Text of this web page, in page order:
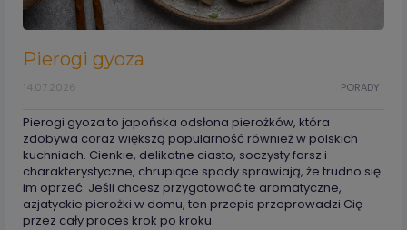
Pierogi gyoza
PORADY
14.07.2026
Pierogi gyoza to japońska odsłona pierożków, która
zdobywa coraz większą popularność również w polskich
kuchniach. Cienkie, delikatne ciasto, soczysty farsz i
charakterystyczne, chrupiące spody sprawiają, że trudno się
im oprzeć. Jeśli chcesz przygotować te aromatyczne,
azjatyckie pierożki w domu, ten przepis przeprowadzi Cię
przez cały proces krok po kroku.